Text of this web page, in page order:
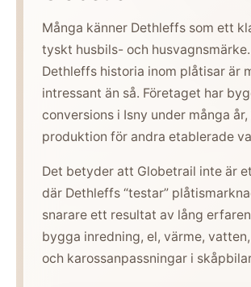
Många känner Dethleffs som ett
tyskt husbils- och
Dethleffs historia inom plåtisar är
intressant än så. Företaget har
conversions i Isny under många
produktion för andra etablerade
Det betyder att Globetrail inte är
där Dethleffs “testar”
snarare ett resultat av lång
bygga inredning, el, värme,
och karossanpassningar i